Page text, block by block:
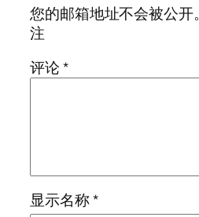
您的邮箱地址不会被公开。
注
评论*
显示名称*